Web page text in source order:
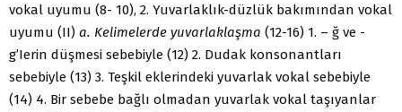
vokal uyumu (8- 10), 2. Yuvarlaklık-düzlük bakımından vokal
uyumu (II) a. Kelimelerde yuvarlaklaş­ma (12-16) 1. – ğ ve -
g’Ierin düşmesi sebebiyle (12) 2. Dudak konsonantları
sebebiy­le (13) 3. Teşkil eklerindeki yuvarlak vokal sebebiyle
(14) 4. Bir sebebe bağlı olma­dan yuvarlak vokal taşıyanlar